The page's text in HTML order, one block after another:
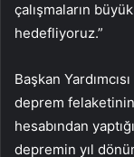
çalışmaların
hedefliyoruz.”
Başkan
deprem
hesabından
depremin yıl